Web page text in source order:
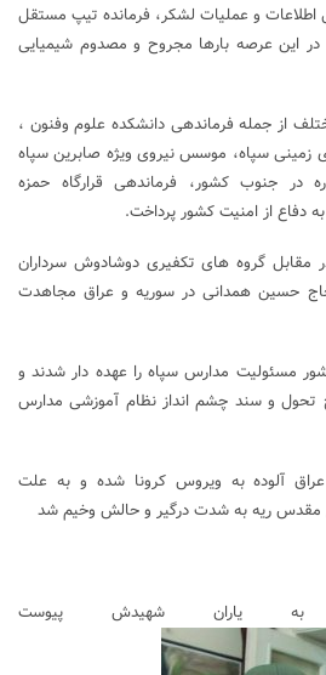
اطلاعات و عملیات لشکر، فرمانده تیپ مستقل
در این عرصه بارها مجروح و مصدوم شیمیایی
از جمله فرماندهی دانشکده علوم وفنون ،
زمینی سپاه، موسس نیروی ویژه صابرین سپاه
در جنوب کشور، فرماندهی قرارگاه حمزه
دفاع از امنیت کشور پرداخت.
مقابل گروه های تکفیری دوشادوش سرداران
حسین همدانی در سوریه و عراق مجاهدت
مسئولیت مدارس سپاه را عهده دار شدند و
تحول و سند چشم انداز نظام آموزشی مدارس
آلوده به ویروس کرونا شده و به علت
مقدس ریه به شدت درگیر و حالش وخیم شد
یاران شهیدش پیوست